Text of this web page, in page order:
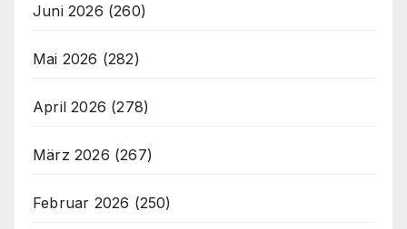
Juni 2026 (260)
Mai 2026 (282)
April 2026 (278)
März 2026 (267)
Februar 2026 (250)